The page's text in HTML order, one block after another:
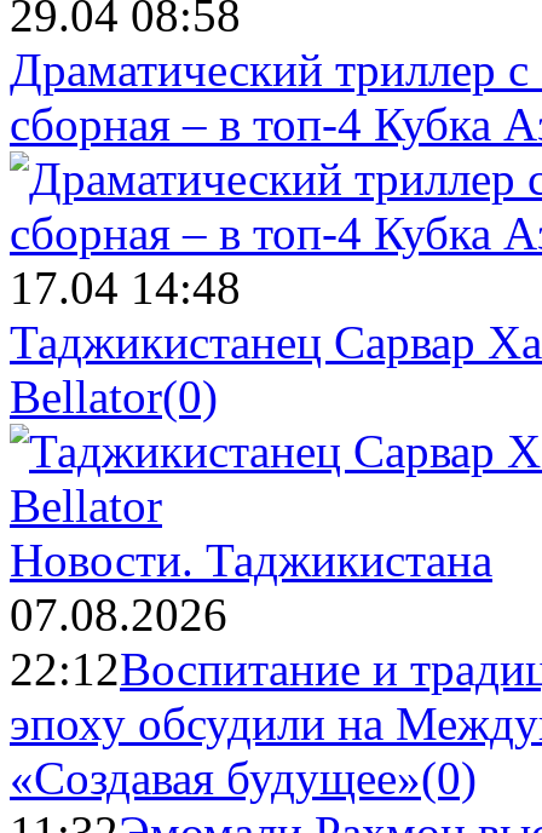
29.04 08:58
Драматический триллер
сборная – в топ-4 Кубка
17.04 14:48
Таджикистанец Сарвар
Bellator(0)
Новости. Таджикистана
07.08.2026
22:12Воспитание и
эпоху обсудили на
«Создавая будущее»(0)